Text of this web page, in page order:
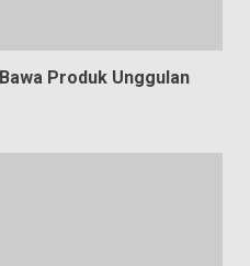
Produk Unggulan